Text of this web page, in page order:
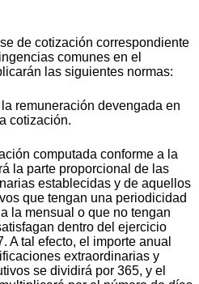
de cotización correspondiente
comunes en el
las siguientes normas:
remuneración devengada en
cotización.
computada conforme a la
la parte proporcional de las
establecidas y de aquellos
que tengan una periodicidad
la mensual o que no tengan
dentro del ejercicio
A tal efecto, el importe anual
extraordinarias y
se dividirá por 365, y el